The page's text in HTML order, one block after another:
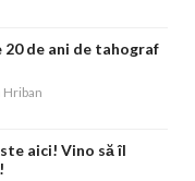
de ani de tahograf
aici! Vino să îl